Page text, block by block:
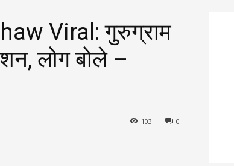
Viral: गुरुग्राम
लोग बोले –
0
103